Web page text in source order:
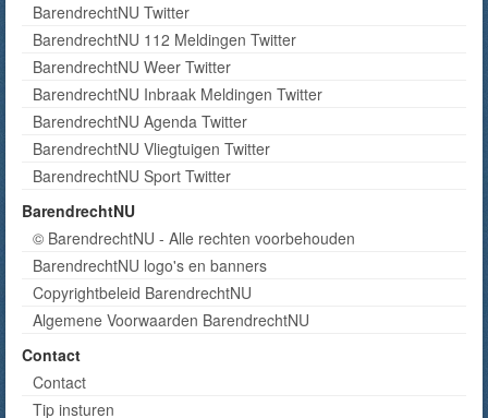
BarendrechtNU Twitter
BarendrechtNU 112 Meldingen Twitter
BarendrechtNU Weer Twitter
BarendrechtNU Inbraak Meldingen Twitter
BarendrechtNU Agenda Twitter
BarendrechtNU Vliegtuigen Twitter
BarendrechtNU Sport Twitter
BarendrechtNU
© BarendrechtNU - Alle rechten voorbehouden
BarendrechtNU logo's en banners
Copyrightbeleid BarendrechtNU
Algemene Voorwaarden BarendrechtNU
Contact
Contact
Tip insturen